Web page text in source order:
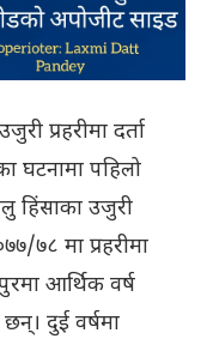
प्रहरीमा दर्ता
घटनामा पहिलो
हिंसाका उजुरी
७८ मा प्रहरीमा
आर्थिक वर्ष
दुई वर्षमा